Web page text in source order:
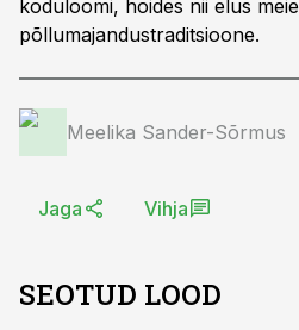
koduloomi, hoides nii elus meie
põllumajandustraditsioone.
Meelika Sander-Sõrmus
Jaga Vihja
SEOTUD LOOD